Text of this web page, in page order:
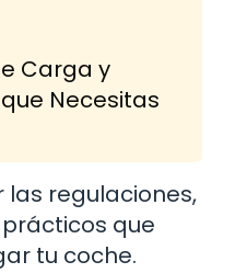
Carga y
Necesitas
regulaciones,
que
tu coche.